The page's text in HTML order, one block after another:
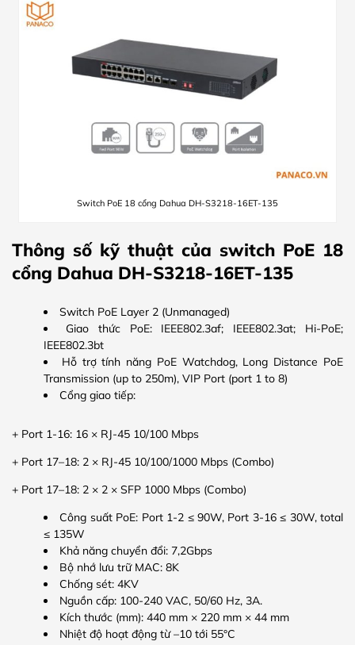
Switch PoE 18 cổng Dahua DH-S3218-16ET-135
Thông số kỹ thuật của switch PoE 18
cổng Dahua DH-S3218-16ET-135
Switch PoE Layer 2 (Unmanaged)
Giao thức PoE: IEEE802.3af; IEEE802.3at; Hi-PoE;
IEEE802.3bt
Hỗ trợ tính năng PoE Watchdog, Long Distance PoE
Transmission (up to 250m), VIP Port (port 1 to 8)
Cổng giao tiếp:
+ Port 1-16: 16 × RJ-45 10/100 Mbps
+ Port 17–18: 2 × RJ-45 10/100/1000 Mbps (Combo)
+ Port 17–18: 2 × 2 × SFP 1000 Mbps (Combo)
Công suất PoE: Port 1-2 ≤ 90W, Port 3-16 ≤ 30W, total
≤ 135W
Khả năng chuyển đổi: 7,2Gbps
Bộ nhớ lưu trữ MAC: 8K
Chống sét: 4KV
Nguồn cấp: 100-240 VAC, 50/60 Hz, 3A.
Kích thước (mm): 440 mm × 220 mm × 44 mm
Nhiệt độ hoạt động từ –10 tới 55°C